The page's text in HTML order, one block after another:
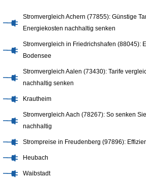
Stromvergleich Achern (77855): Günstige
Energiekosten nachhaltig senken
Stromvergleich in Friedrichshafen (88045):
Bodensee
Stromvergleich Aalen (73430): Tarife
nachhaltig senken
Krautheim
Stromvergleich Aach (78267): So senken
nachhaltig
Strompreise in Freudenberg (97896):
Heubach
Waibstadt